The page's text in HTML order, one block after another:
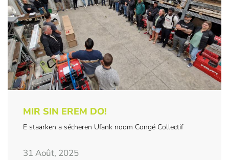
MIR SIN EREM DO!
E staarken a sécheren Ufank noom Congé Collectif
31 Août, 2025